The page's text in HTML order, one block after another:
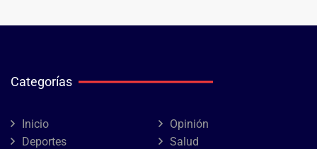
Categorías
Inicio
Opinión
Deportes
Salud